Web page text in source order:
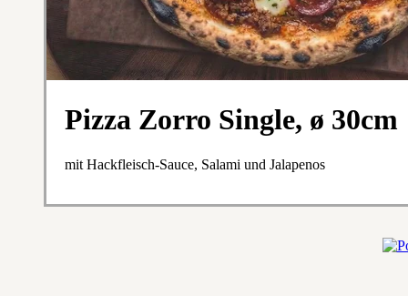
Pizza Zorro Single, ø 30cm
mit Hackfleisch-Sauce, Salami und Jalapenos